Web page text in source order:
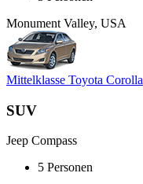
Monument Valley, USA
Mittelklasse Toyota Corolla
SUV
Jeep Compass
5 Personen